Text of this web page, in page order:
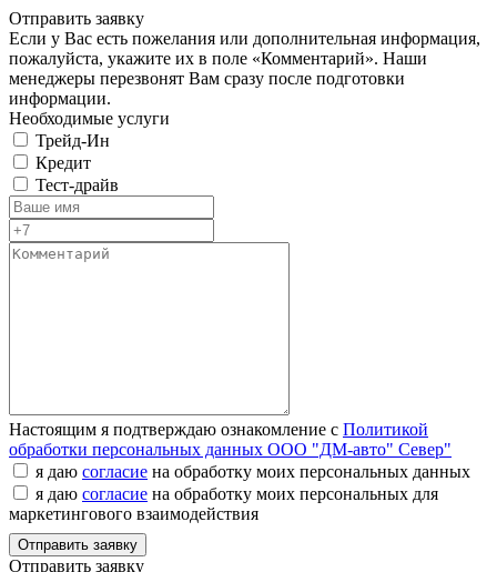
Отправить заявку
Если у Вас есть пожелания или дополнительная информация,
пожалуйста, укажите их в поле «Комментарий». Наши
менеджеры перезвонят Вам сразу после подготовки
информации.
Необходимые услуги
Трейд-Ин
Кредит
Тест-драйв
Настоящим я подтверждаю ознакомление с Политикой
обработки персональных данных ООО "ДМ-авто" Север"
я даю согласие на обработку моих персональных данных
я даю согласие на обработку моих персональных для
маркетингового взаимодействия
Отправить заявку